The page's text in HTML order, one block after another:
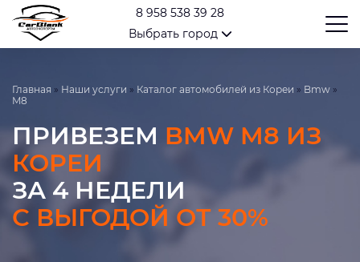
8 958 538 39 28
Выбрать город
Главная » Наши услуги » Каталог автомобилей из Кореи » Bmw »
M8
ПРИВЕЗЕМ BMW M8 ИЗ
КОРЕИ
ЗА 4 НЕДЕЛИ
С ВЫГОДОЙ ОТ 30%